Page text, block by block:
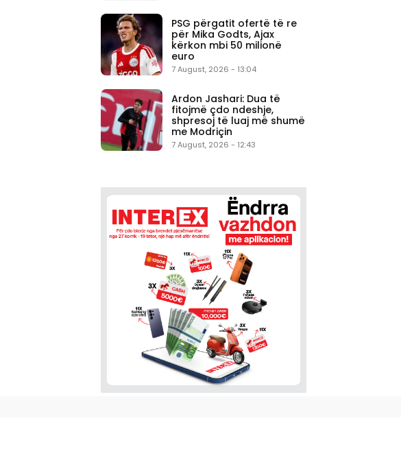
PSG përgatit ofertë të re
për Mika Godts, Ajax
kërkon mbi 50 milionë
euro
7 August, 2026 - 13:04
Ardon Jashari: Dua të
fitojmë çdo ndeshje,
shpresoj të luaj më shumë
me Modriçin
7 August, 2026 - 12:43